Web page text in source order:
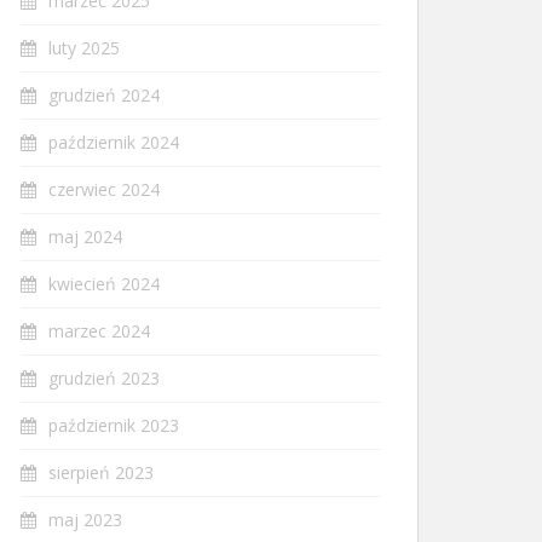
luty 2025
grudzień 2024
październik 2024
czerwiec 2024
maj 2024
kwiecień 2024
marzec 2024
grudzień 2023
październik 2023
sierpień 2023
maj 2023